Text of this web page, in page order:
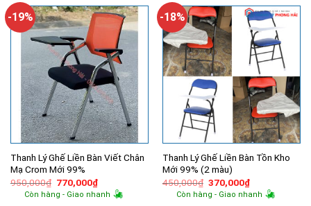
-19%
Thanh Lý Ghế Liền Bàn Viết Chân
Mạ Crom Mới 99%
950,000₫ Giá
gốc
là:
770,000₫Giá
hiện
tại
Còn hàng - Giao nhanh
-18%
Thanh Lý Ghế Liền Bàn Tồn Kho
Mới 99% (2 màu)
450,000₫ Giá
gốc
là:
370,000₫Giá
hiện
tại
Còn hàng - Giao nhanh